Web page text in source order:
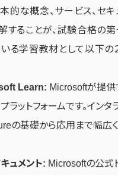
的な概念、サービス、セキ
することが、試験合格の
る学習教材として以下の
Learn: Microsoftが提供
ラットフォームです。イン
の基礎から応用まで幅広
ュメント: Microsoftの公式